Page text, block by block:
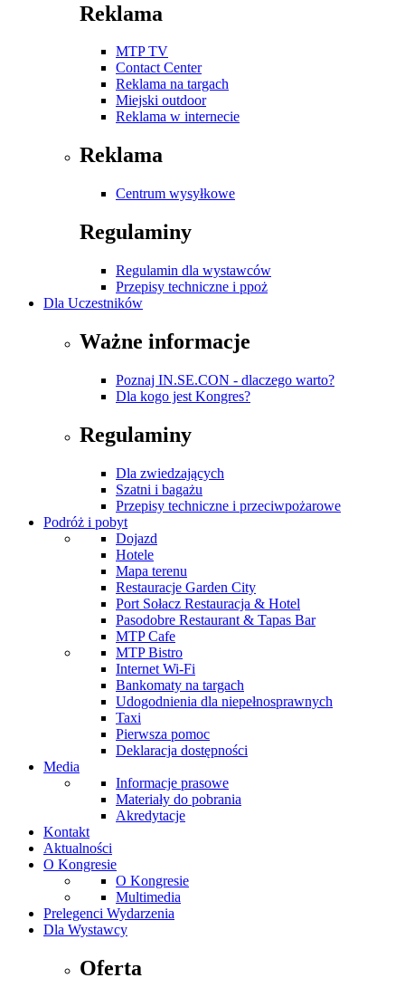
Reklama
MTP TV
Contact Center
Reklama na targach
Miejski outdoor
Reklama w internecie
Reklama
Centrum wysyłkowe
Regulaminy
Regulamin dla wystawców
Przepisy techniczne i ppoż
Dla Uczestników
Ważne informacje
Poznaj IN.SE.CON - dlaczego warto?
Dla kogo jest Kongres?
Regulaminy
Dla zwiedzających
Szatni i bagażu
Przepisy techniczne i przeciwpożarowe
Podróż i pobyt
Dojazd
Hotele
Mapa terenu
Restauracje Garden City
Port Sołacz Restauracja & Hotel
Pasodobre Restaurant & Tapas Bar
MTP Cafe
MTP Bistro
Internet Wi-Fi
Bankomaty na targach
Udogodnienia dla niepełnosprawnych
Taxi
Pierwsza pomoc
Deklaracja dostępności
Media
Informacje prasowe
Materiały do pobrania
Akredytacje
Kontakt
Aktualności
O Kongresie
O Kongresie
Multimedia
Prelegenci Wydarzenia
Dla Wystawcy
Oferta